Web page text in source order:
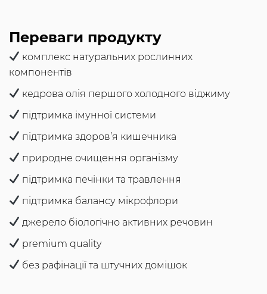
Переваги продукту
комплекс натуральних рослинних
компонентів
кедрова олія першого холодного віджиму
підтримка імунної системи
підтримка здоров’я кишечника
природне очищення організму
підтримка печінки та травлення
підтримка балансу мікрофлори
джерело біологічно активних речовин
premium quality
без рафінації та штучних домішок